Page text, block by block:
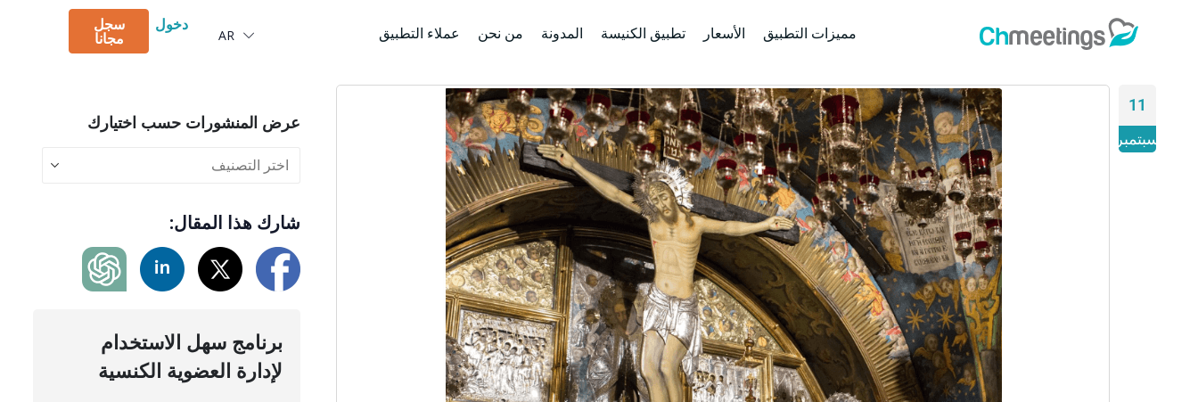
مميزات التطبيق الأسعار تطبيق الكنيسة المدونة من نحن عملاء التطبيق AR
Deutsch
دخول سجل
مجانا
11
سبتمبر
عرض المنشورات حسب اختيارك
شارك هذا المقال:
برنامج سهل الاستخدام
لإدارة العضوية الكنسية